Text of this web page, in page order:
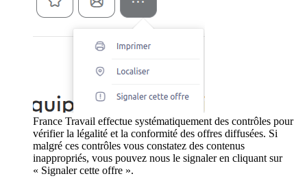
France Travail effectue systématiquement des contrôles pour
vérifier la légalité et la conformité des offres diffusées. Si
malgré ces contrôles vous constatez des contenus
inappropriés, vous pouvez nous le signaler en cliquant sur
« Signaler cette offre ».